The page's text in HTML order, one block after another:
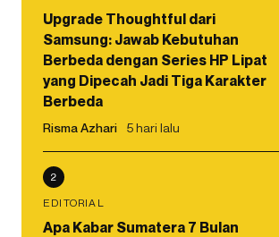
Upgrade Thoughtful dari
Samsung: Jawab Kebutuhan
Berbeda dengan Series HP Lipat
yang Dipecah Jadi Tiga Karakter
Berbeda
Risma Azhari 5 hari lalu
2
EDITORIAL
Apa Kabar Sumatera 7 Bulan